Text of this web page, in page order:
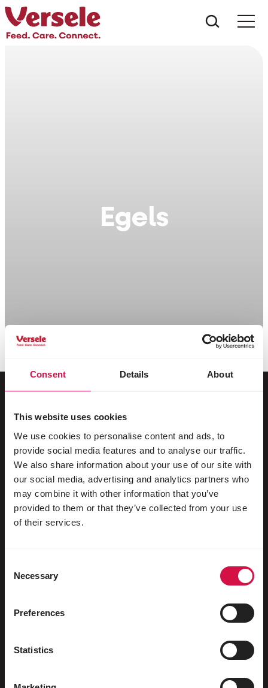
Consent Details About
This website uses cookies
We use cookies to personalise content and ads, to
provide social media features and to analyse our traffic.
We also share information about your use of our site with
our social media, advertising and analytics partners who
may combine it with other information that you’ve
provided to them or that they’ve collected from your use
of their services.
Selection
Necessary
Preferences
Statistics
Egels
Scroll down
Voor jouw dier
Siervogels
Buitenvogels
Steltlopers & loopvogels
Watervogels
Konijnen